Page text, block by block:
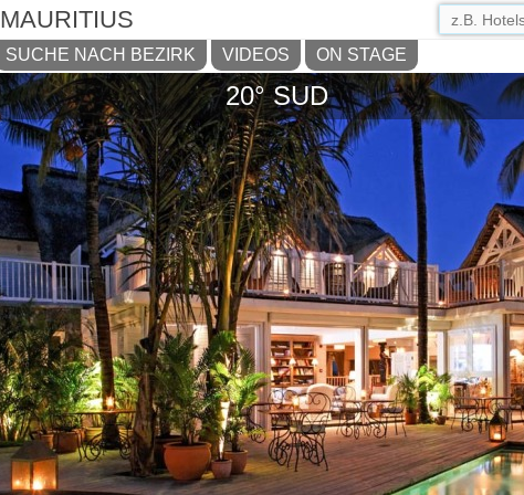
MAURITIUS
SUCHE NACH BEZIRK VIDEOS ON STAGE
20° SUD